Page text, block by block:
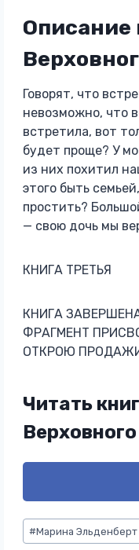
Описание
Говорят, что
невозможно, что
встретила, вот
будет проще? У
из них похитил
этого быть
простить?
— свою дочь мы
КНИГА ТРЕТЬЯ
КНИГА
ФРАГМЕНТ
ОТКРОЮ
Читать
Метки
записи:
#Марина Эльденберт